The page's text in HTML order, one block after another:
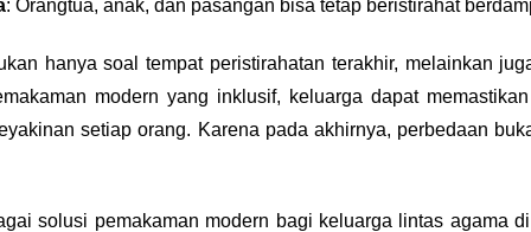
: Orangtua, anak, dan pasangan bisa tetap beristirahat
hanya soal tempat peristirahatan terakhir, melainkan
modern yang inklusif, keluarga dapat
setiap orang. Karena pada akhirnya, perbedaan
solusi pemakaman modern bagi keluarga lintas agama